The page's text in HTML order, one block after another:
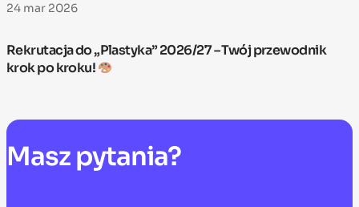
24 mar 2026
Rekrutacja do „Plastyka” 2026/27 – Twój przewodnik
krok po kroku!
Masz pytania?